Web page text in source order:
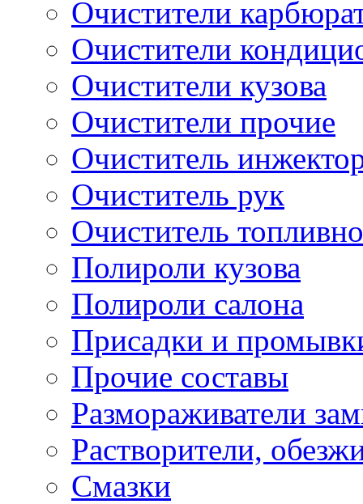
Очистители
Очистители
Очистители кузова
Очистители прочие
Очиститель
Очиститель рук
Очиститель
Полироли кузова
Полироли салона
Присадки и
Прочие составы
Размораживатели
Растворители,
Смазки